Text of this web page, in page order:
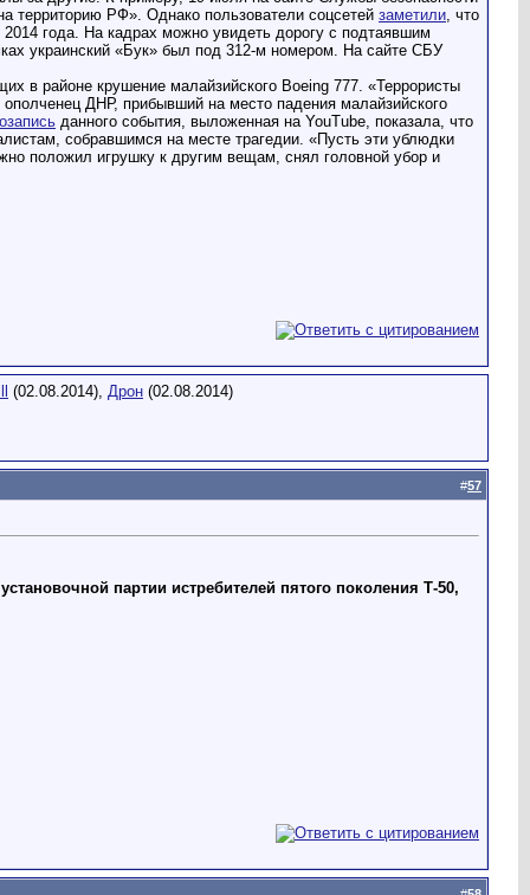
территорию РФ». Однако пользователи соцсетей заметили, что
года. На кадрах можно увидеть дорогу с подтаявшим
украинский «Бук» был под 312-м номером. На сайте СБУ
в районе крушение малайзийского Boeing 777. «Террористы
ДНР, прибывший на место падения малайзийского
данного события, выложенная на YouTube, показала, что
собравшимся на месте трагедии. «Пусть эти ублюдки
положил игрушку к другим вещам, снял головной убор и
(02.08.2014), Дрон (02.08.2014)
#57
партии истребителей пятого поколения Т-50,